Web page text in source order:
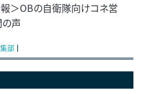
＞OBの自衛隊向けコネ営
声
部